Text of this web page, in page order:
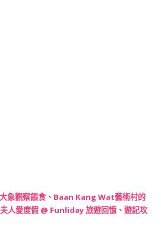
象觀察餵食、Baan Kang Wat藝術村的
人愛度假 @ Funliday 旅遊回憶、遊記攻